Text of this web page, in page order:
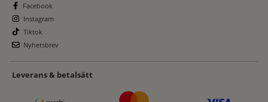
Facebook
Instagram
Tiktok
Nyhetsbrev
Leverans & betalsätt